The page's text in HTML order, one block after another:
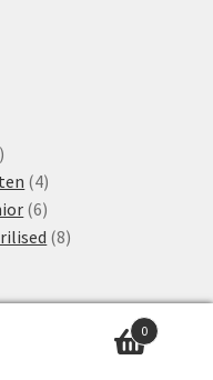
42
produktů
44
produkty
66
produktů
88
0